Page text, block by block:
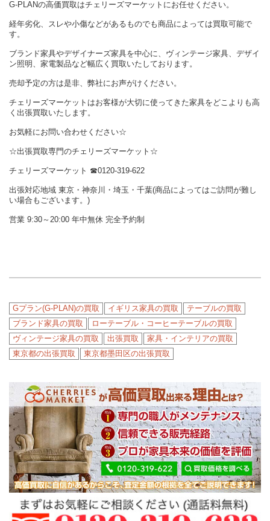
G-PLANの高価買取はチェリーズマーケットにお任せください。
経年劣化、スレや小傷などがあるものでも商品によっては買取可能で
す。
ブランド家具やデザイナーズ家具を中心に、ヴィンテージ家具、デザイ
ン照明、家電製品など幅広く買取いたしております。
売却予定の方は是非、弊社にお声がけください。
チェリーズマーケットはお客様が大切に使ってきた家具をどこよりも高
く出張買取いたします。
お気軽にお問い合わせください☆
☆出張買取専門のチェリーズマーケット☆
チェリーズマーケット ☎︎0120-319-622
出張対応地域 東京・神奈川・埼玉・千葉(商品によってはご訪問が難し
い場合もございます。)
営業 9:30～20:00 年中無休 完全予約制
Gプラン(G-PLAN)の買取 イギリス家具の買取
テーブルの買取
ブランド家具の買取
ローテーブル・コーヒーテーブルの買取
ヴィンテージ家具の買取
出張買取
家具・インテリアの買取
東京都の出張買取
東京都墨田区の出張買取